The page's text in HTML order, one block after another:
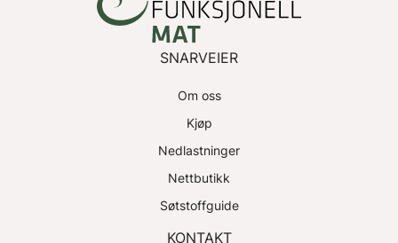
SNARVEIER
Om oss
Kjøp
Nedlastninger
Nettbutikk
Søtstoffguide
KONTAKT